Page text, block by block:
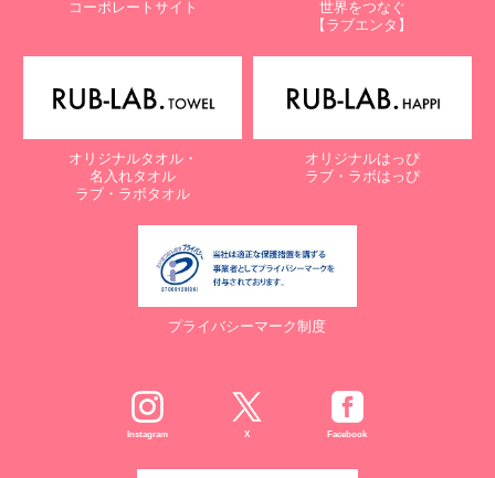
コーポレートサイト
世界をつなぐ
【ラブエンタ】
オリジナルタオル・
名入れタオル
ラブ・ラボタオル
オリジナルはっぴ
ラブ・ラボはっぴ
プライバシーマーク制度
Instagram X Facebook